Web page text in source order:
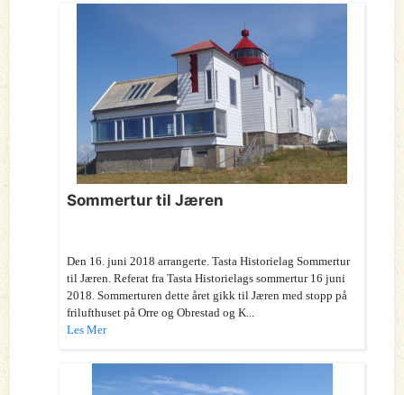
Sommertur til Jæren
Den 16. juni 2018 arrangerte. Tasta Historielag Sommertur
til Jæren. Referat fra Tasta Historielags sommertur 16 juni
2018. Sommerturen dette året gikk til Jæren med stopp på
frilufthuset på Orre og Obrestad og K...
Les Mer